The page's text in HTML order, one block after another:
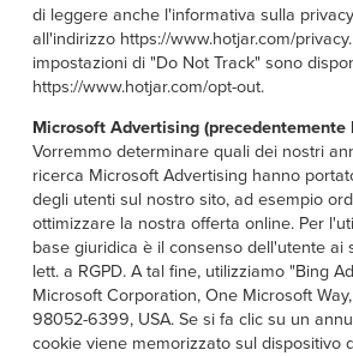
di leggere anche l'informativa sulla
all'indirizzo https://www.hotjar.com/
impostazioni di "Do Not Track" sono
https://www.hotjar.com/opt-out.
Microsoft Advertising (precedentemente
Vorremmo determinare quali dei nostri
ricerca Microsoft Advertising hanno
degli utenti sul nostro sito, ad esempio
ottimizzare la nostra offerta online. Per
base giuridica è il consenso dell'utente ai
lett. a RGPD. A tal fine, utilizziamo "Bing
Microsoft Corporation, One Microsoft
98052-6399, USA. Se si fa clic su un
cookie viene memorizzato sul dispositivo